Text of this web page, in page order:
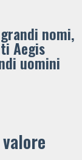
nomi,
​Aegis
uomini